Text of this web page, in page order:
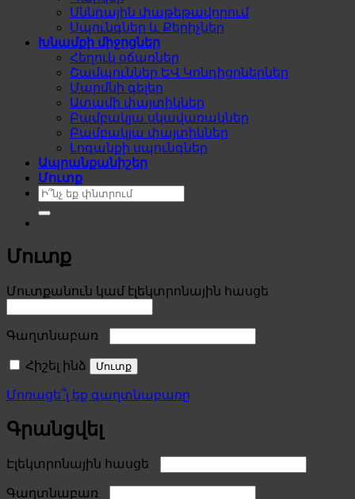
Սննդային փաթեթավորում
Սպունգներ և Քերիչներ
Խնամքի միջոցներ
Հեղուկ օճառներ
Շամպուններ ԵՎ Կոնդիցոներներ
Մարմնի գելեր
Ատամի փայտիկներ
Բամբակյա սկավառակներ
Բամբակյա փայտիկներ
Լոգանքի սպունգներ
Ապրանքանիշեր
Մուտք
Search
for:
Մուտք
Մուտքանուն կամ էլեկտրոնային հասցե
Գաղտնաբառ
Հիշել ինձ Մուտք
Մոռացե՞լ եք գաղտնաբառը
Գրանցվել
Էլեկտրոնային հասցե
Գաղտնաբառ